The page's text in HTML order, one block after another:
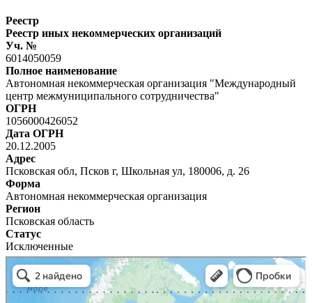
Реестр
Реестр иных некоммерческих организаций
Уч. №
6014050059
Полное наименование
Автономная некоммерческая организация "Международный
центр межмуниципального сотрудничества"
ОГРН
1056000426052
Дата ОГРН
20.12.2005
Адрес
Псковская обл, Псков г, Школьная ул, 180006, д. 26
Форма
Автономная некоммерческая организация
Регион
Псковская область
Статус
Исключенные